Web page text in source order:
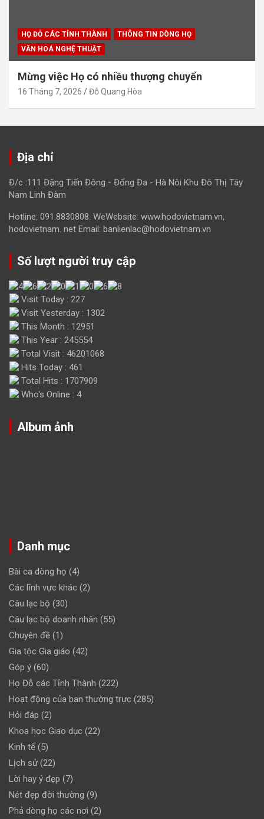
HỌ ĐỖ CÁC TỈNH THÀNH
THÔNG TIN DÒNG HỌ
VĂN HOÁ NGHỆ THUẬT
Mừng việc Họ có nhiều thượng chuyển
16 Tháng 7, 2026 Đỗ Quang Hòa
Địa chỉ
Đ/c :111 Đặng Tiến Đông - Đống Đa - Hà Nôi Khu Đô Thị Tây
Nam Linh Đàm
Hotline: 091.8830808. WeWebsite: www.hodovietnam.vn,
hodovietnam. net Email: banlienlac@hodovietnam.vn
Số lượt người truy cập
Visit Today : 227
Visit Yesterday : 1302
This Month : 12951
This Year : 245554
Total Visit : 46201068
Hits Today : 461
Total Hits : 1707909
Who's Online : 4
Album ảnh
Danh mục
Bài ca dòng họ (4)
Các lĩnh vực khác (2)
Câu lạc bộ (30)
Câu lạc bộ doanh nhân (55)
Chuyên đề (1)
Gia tộc Gia giáo (42)
Góp ý (60)
Họ Đỗ các Tỉnh Thành (222)
Hoạt động của ban thường trực (285)
Hỏi đáp (2)
Khoa học Giao dục (22)
Kinh tế(5)
Lịch sử(22)
Lời hay ý đẹp (7)
Nét đẹp đời thường (9)
Phả dòng họ các nơi (2)